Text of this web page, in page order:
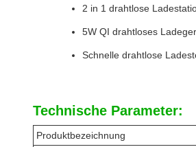
2 in 1 drahtlose
5W QI drahtloses
Schnelle drahtlose
Technische Parameter:
Produktbezeichnung